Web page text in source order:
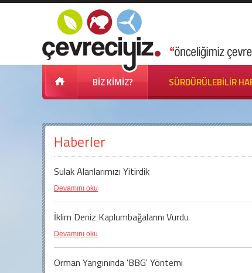
BİZ KİMİZ? SÜRDÜRÜLEBİLİR
Haberler
Sulak Alanlarımızı Yitirdik
Devamını oku
İklim Deniz Kaplumbağalarını Vurdu
Devamını oku
Orman Yangınında 'BBG' Yöntemi